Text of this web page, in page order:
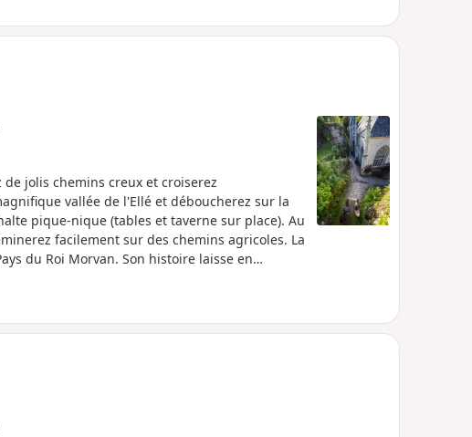
jolis chemins creux et croiserez
vallée de l'Ellé et déboucherez sur la
pique-nique (tables et taverne sur place). Au
facilement sur des chemins agricoles. La
du Roi Morvan. Son histoire laisse en